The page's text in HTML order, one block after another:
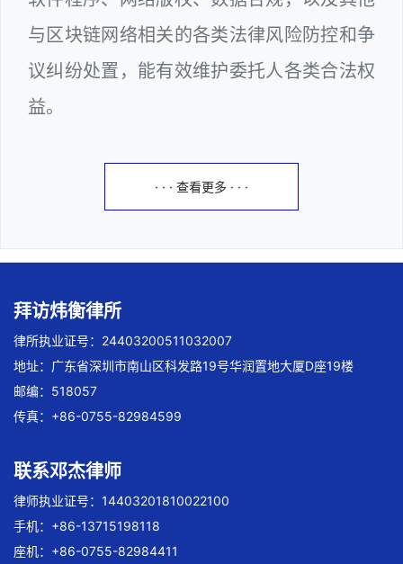
与区块链网络相关的各类法律风险防控和争
议纠纷处置，能有效维护委托人各类合法权
益。
· · · 查看更多 · · ·
拜访炜衡律所
律所执业证号：24403200511032007
地址：广东省深圳市南山区科发路19号华润置地大厦D座19楼
邮编：518057
传真：+86-0755-82984599
联系邓杰律师
律师执业证号：14403201810022100
手机：+86-13715198118
座机：+86-0755-82984411